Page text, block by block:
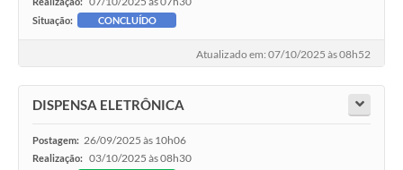
Situação: CONCLUÍDO
Atualizado em: 07/10/2025 às 08h52
DISPENSA ELETRÔNICA
Postagem: 26/09/2025 às 10h06
Realização: 03/10/2025 às 08h30